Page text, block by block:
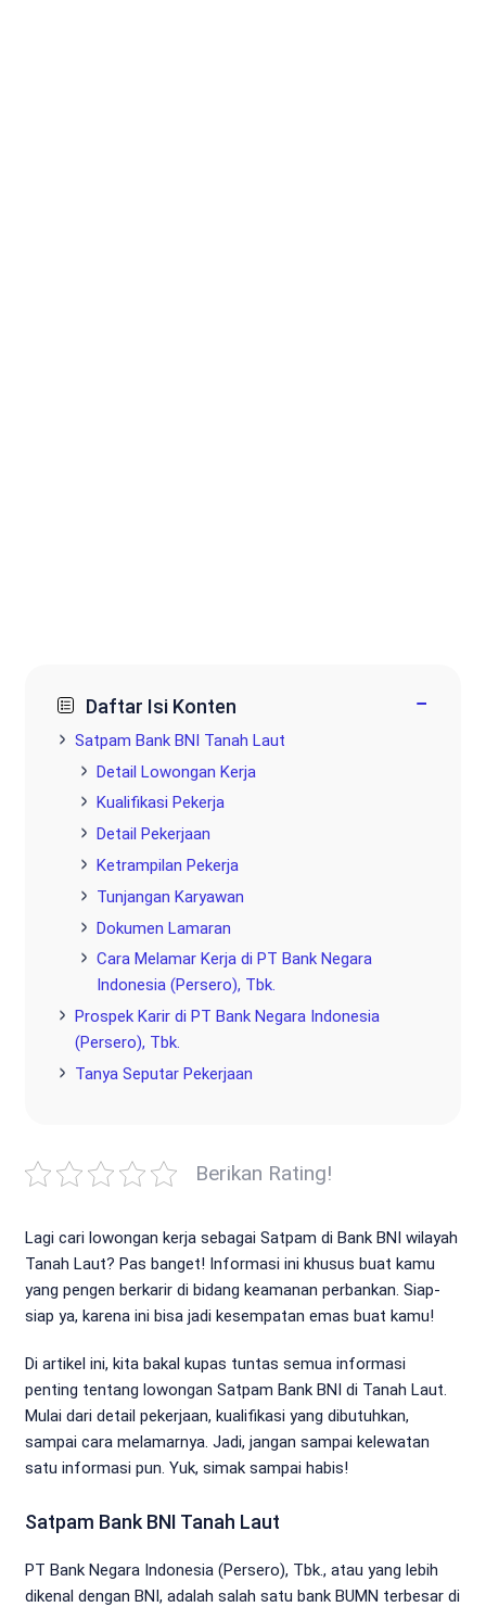
Daftar Isi Konten −
Satpam Bank BNI Tanah Laut
Detail Lowongan Kerja
Kualifikasi Pekerja
Detail Pekerjaan
Ketrampilan Pekerja
Tunjangan Karyawan
Dokumen Lamaran
Cara Melamar Kerja di PT Bank Negara
Indonesia (Persero), Tbk.
Prospek Karir di PT Bank Negara Indonesia
(Persero), Tbk.
Tanya Seputar Pekerjaan
Berikan Rating!
Lagi cari lowongan kerja sebagai Satpam di Bank BNI wilayah
Tanah Laut? Pas banget! Informasi ini khusus buat kamu
yang pengen berkarir di bidang keamanan perbankan. Siap-
siap ya, karena ini bisa jadi kesempatan emas buat kamu!
Di artikel ini, kita bakal kupas tuntas semua informasi
penting tentang lowongan Satpam Bank BNI di Tanah Laut.
Mulai dari detail pekerjaan, kualifikasi yang dibutuhkan,
sampai cara melamarnya. Jadi, jangan sampai kelewatan
satu informasi pun. Yuk, simak sampai habis!
Satpam Bank BNI Tanah Laut
PT Bank Negara Indonesia (Persero), Tbk., atau yang lebih
dikenal dengan BNI, adalah salah satu bank BUMN terbesar di